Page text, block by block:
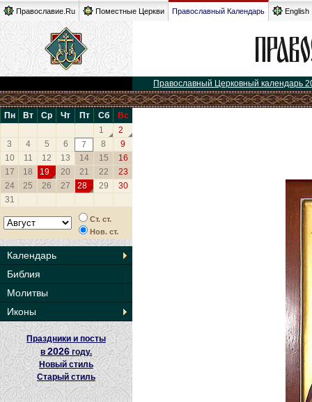
Православие.Ru Поместные Церкви Православный Календарь English
Православный Церковный календарь
Пн Вт Ср Чт Пт Сб
Вс
1
2
3
4 5 6 7 8
9
10
11 12 13 14 15
16
17
18 19 20 21 22
23
24
25 26 27 28 29
30
31
Ст. ст.
Нов. ст.
Календарь
Библия
Молитвы
Иконы
Праздники и посты
в2026 году.
Новый стиль
Старый стиль